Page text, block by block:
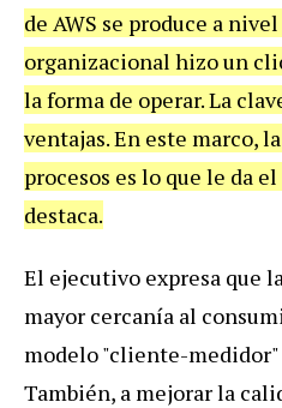
de AWS se produce a
organizacional hizo un
la forma de operar. La
ventajas. En este marco,
procesos es lo que le da
destaca.
El ejecutivo expresa que
mayor cercanía al
modelo "cliente-
También, a mejorar la